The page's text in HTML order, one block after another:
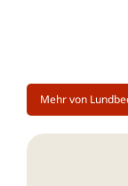
Mehr von